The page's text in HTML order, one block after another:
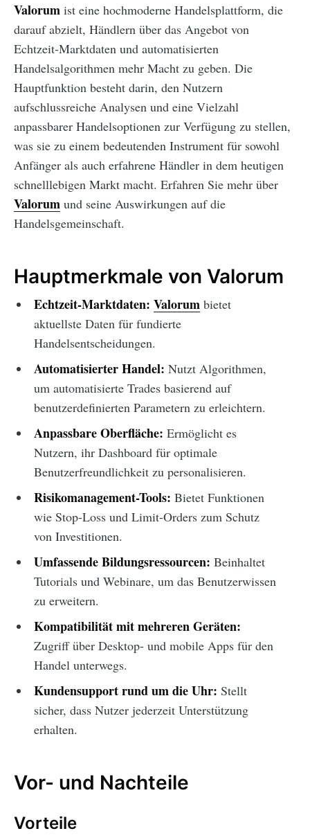
Valorum ist eine hochmoderne Handelsplattform, die
darauf abzielt, Händlern über das Angebot von
Echtzeit-Marktdaten und automatisierten
Handelsalgorithmen mehr Macht zu geben. Die
Hauptfunktion besteht darin, den Nutzern
aufschlussreiche Analysen und eine Vielzahl
anpassbarer Handelsoptionen zur Verfügung zu stellen,
was sie zu einem bedeutenden Instrument für sowohl
Anfänger als auch erfahrene Händler in dem heutigen
schnelllebigen Markt macht. Erfahren Sie mehr über
Valorum und seine Auswirkungen auf die
Handelsgemeinschaft.
Hauptmerkmale von Valorum
Echtzeit-Marktdaten: Valorumbietet
aktuellste Daten für fundierte
Handelsentscheidungen.
Automatisierter Handel: Nutzt Algorithmen,
um automatisierte Trades basierend auf
benutzerdefinierten Parametern zu erleichtern.
Anpassbare Oberfläche: Ermöglicht es
Nutzern, ihr Dashboard für optimale
Benutzerfreundlichkeit zu personalisieren.
Risikomanagement-Tools: Bietet Funktionen
wie Stop-Loss und Limit-Orders zum Schutz
von Investitionen.
Umfassende Bildungsressourcen: Beinhaltet
Tutorials und Webinare, um das Benutzerwissen
zu erweitern.
Kompatibilität mit mehreren Geräten:
Zugriff über Desktop- und mobile Apps für den
Handel unterwegs.
Kundensupport rund um die Uhr: Stellt
sicher, dass Nutzer jederzeit Unterstützung
erhalten.
Vor- und Nachteile
Vorteile